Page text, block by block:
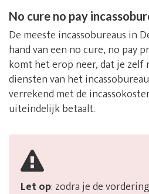
No cure no pay
De meeste incassobureaus in
hand van een no cure, no pay
komt het erop neer, dat je zelf
diensten van het
verrekend met de
uiteindelijk betaalt.
Let op: zodra je de